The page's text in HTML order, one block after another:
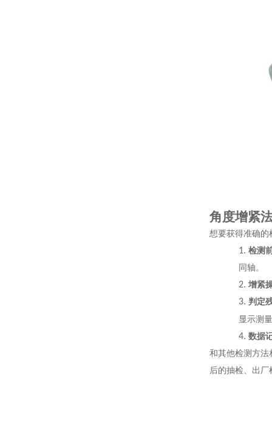
角度增紧
想要获得准确的
1. 检测
同轴。
2. 增紧
3. 判定
显示测
4. 数据
和其他检测方法
后的抽检、出厂